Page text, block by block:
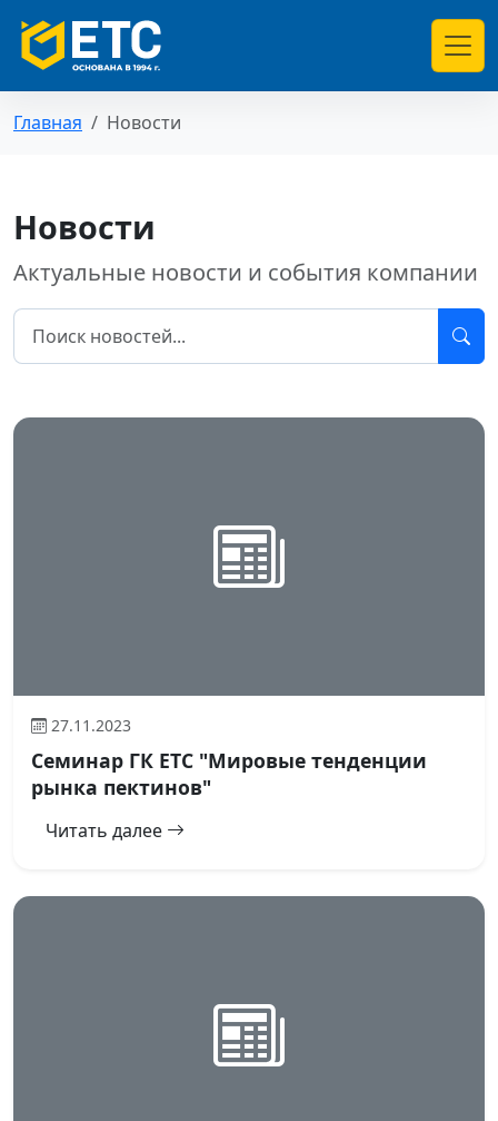
Главная Новости
Новости
Актуальные новости и события компании
27.11.2023
Семинар ГК ЕТС "Мировые тенденции
рынка пектинов"
Читать далее